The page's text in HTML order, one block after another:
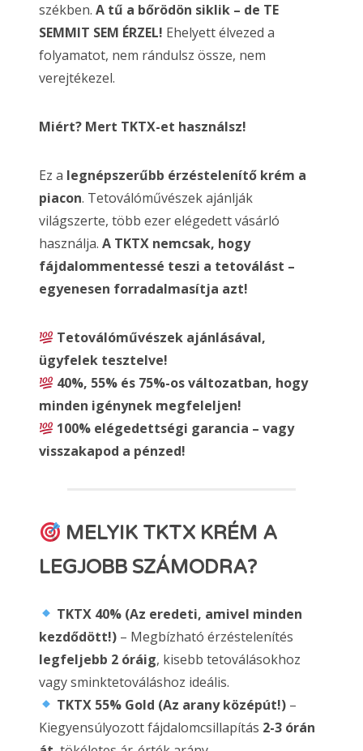
székben. A tű a bőrödön siklik – de TE
SEMMIT SEM ÉRZEL! Ehelyett élvezed a
folyamatot, nem rándulsz össze, nem
verejtékezel.
Miért? Mert TKTX-et használsz!
Ez a legnépszerűbb érzéstelenítő krém a
piacon. Tetoválóművészek ajánlják
világszerte, több ezer elégedett vásárló
használja. A TKTX nemcsak, hogy
fájdalommentessé teszi a tetoválást –
egyenesen forradalmasítja azt!
Tetoválóművészek ajánlásával,
ügyfelek tesztelve!
40%, 55% és 75%-os változatban, hogy
minden igénynek megfeleljen!
100% elégedettségi garancia – vagy
visszakapod a pénzed!
MELYIK TKTX KRÉM A
LEGJOBB SZÁMODRA?
TKTX 40% (Az eredeti, amivel minden
kezdődött!) – Megbízható érzéstelenítés
legfeljebb 2 óráig, kisebb tetoválásokhoz
vagy sminktetováláshoz ideális.
TKTX 55% Gold (Az arany középút!) –
Kiegyensúlyozott fájdalomcsillapítás 2-3 órán